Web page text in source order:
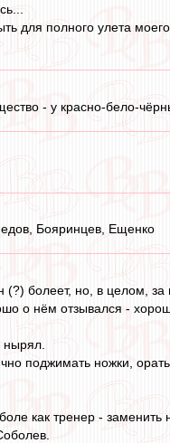
для полного улета
- у красно-бело-
Бояринцев, Ещенко
болеет, но, в целом, за
о нём отзывался -
поджимать ножки,
как тренер -